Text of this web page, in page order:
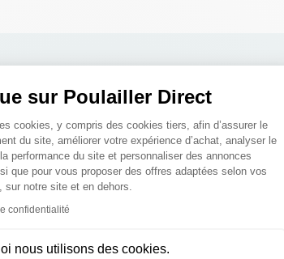
sur Poulailler Direct
de Gestion du
cookies, y compris des cookies tiers, afin d’assurer le
du site, améliorer votre expérience d’achat, analyser le
performance du site et personnaliser des annonces
que pour vous proposer des offres adaptées selon vos
sur notre site et en dehors.
confidentialité
nous utilisons des cookies.
Axeptio consent
en 24h
Des spécialistes au 02